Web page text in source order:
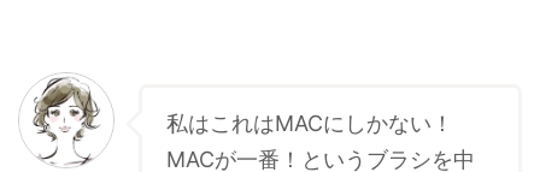
私はこれはMACにしかない！
MACが一番！というブラシを中